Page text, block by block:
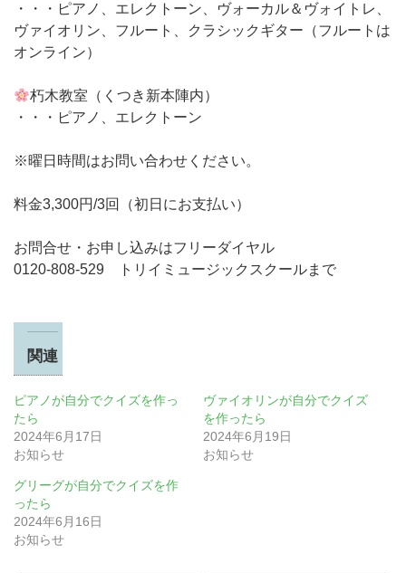
・・・ピアノ、エレクトーン、ヴォーカル＆ヴォイトレ、
ヴァイオリン、フルート、クラシックギター（フルートは
オンライン）
朽木教室（くつき新本陣内）
・・・ピアノ、エレクトーン
※曜日時間はお問い合わせください。
料金3,300円/3回（初日にお支払い）
お問合せ・お申し込みはフリーダイヤル
0120-808-529 トリイミュージックスクールまで
関連
ピアノが自分でクイズを作っ
たら
2024年6月17日
お知らせ
ヴァイオリンが自分でクイズ
を作ったら
2024年6月19日
お知らせ
グリーグが自分でクイズを作
ったら
2024年6月16日
お知らせ